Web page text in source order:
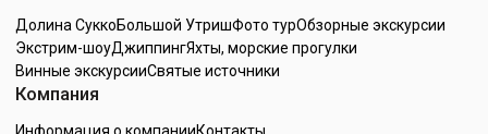
Долина СуккоБольшой УтришФото турОбзорные экскурсии
Экстрим-шоуДжиппингЯхты, морские прогулки
Винные экскурсииСвятые источники
Компания